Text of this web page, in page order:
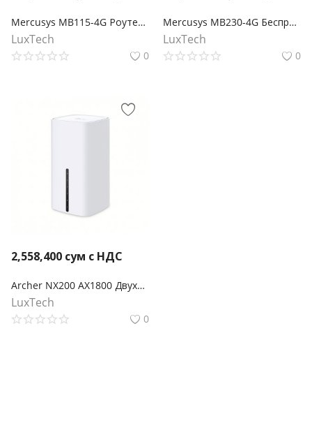
Mercusys MB115-4G Роутер Wi-Fi N300 с поддержкой 4G LTE
LuxTech
0
Mercusys MB230-4G Беспроводной двухдиапазонный гигабитный маршрутизатор 4G+ Cat6 AC1200
LuxTech
0
2,558,400 сум с НДС
Archer NX200 AX1800 Двухдиапазонный беспроводной гигабитный 5G-маршрутизатор
LuxTech
0